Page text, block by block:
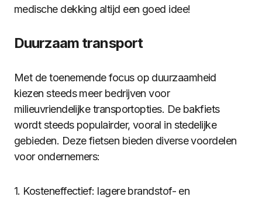
medische dekking altijd een goed idee!
Duurzaam transport
Met de toenemende focus op duurzaamheid
kiezen steeds meer bedrijven voor
milieuvriendelijke transportopties. De bakfiets
wordt steeds populairder, vooral in stedelijke
gebieden. Deze fietsen bieden diverse voordelen
voor ondernemers:
1. Kosteneffectief: lagere brandstof- en